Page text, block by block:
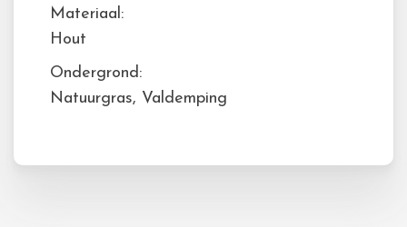
Materiaal:
Hout
Ondergrond:
Natuurgras, Valdemping